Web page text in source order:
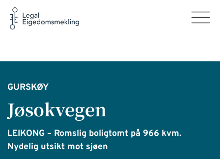
GURSKØY
Jøsokvegen
LEIKONG – Romslig boligtomt på 966 kvm.
Nydelig utsikt mot sjøen